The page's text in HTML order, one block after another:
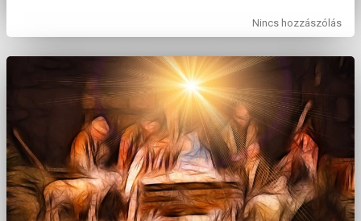
Nincs hozzászólás